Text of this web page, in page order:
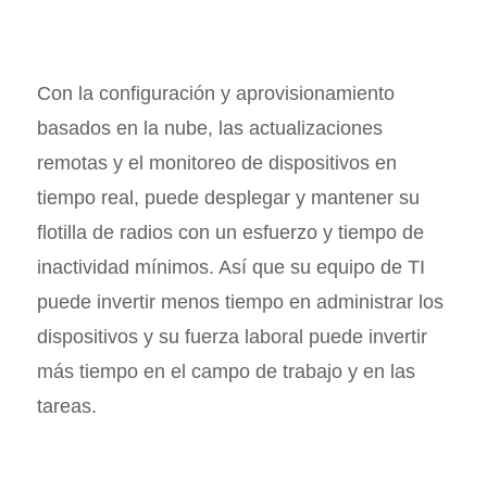
Con la configuración y aprovisionamiento
basados en la nube, las actualizaciones
remotas y el monitoreo de dispositivos en
tiempo real, puede desplegar y mantener su
flotilla de radios con un esfuerzo y tiempo de
inactividad mínimos. Así que su equipo de TI
puede invertir menos tiempo en administrar los
dispositivos y su fuerza laboral puede invertir
más tiempo en el campo de trabajo y en las
tareas.